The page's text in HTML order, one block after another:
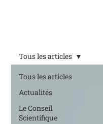
Tous les articles
Actualités
Le Conseil
Scientifique
Tous les articles